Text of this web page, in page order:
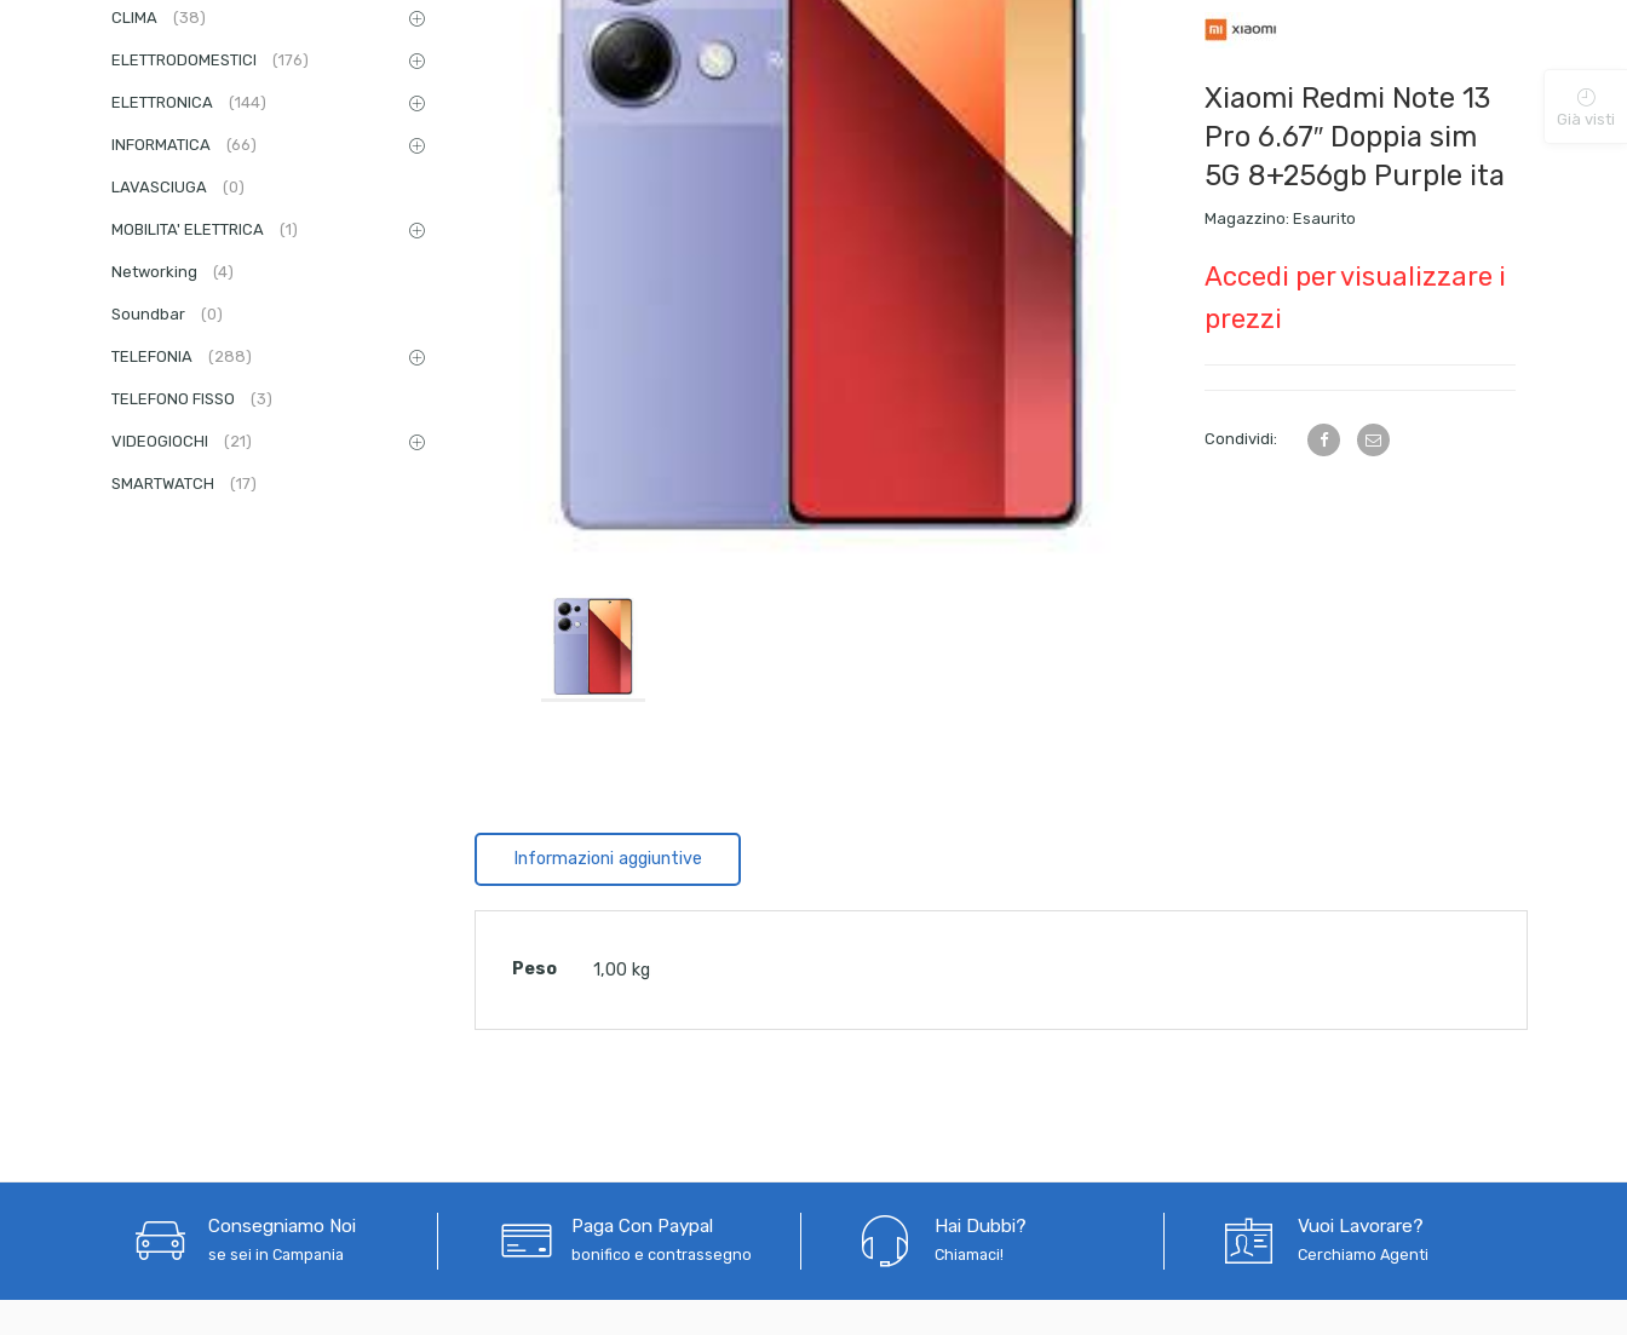
Xiaomi Redmi Note 13
Pro 6.67″ Doppia sim
5G 8+256gb Purple ita
Magazzino: Esaurito
Accedi per visualizzare i
prezzi
Condividi:
Informazioni aggiuntive
Peso 1,00 kg
CLIMA (38)
ELETTRODOMESTICI (176)
ELETTRONICA (144)
INFORMATICA (66)
LAVASCIUGA (0)
MOBILITA' ELETTRICA (1)
Networking (4)
Soundbar (0)
TELEFONIA (288)
TELEFONO FISSO (3)
VIDEOGIOCHI (21)
SMARTWATCH (17)
Consegniamo Noi
se sei in Campania
Paga Con Paypal
bonifico e contrassegno
Hai Dubbi?
Chiamaci!
Vuoi Lavorare?
Cerchiamo Agenti
Già visti